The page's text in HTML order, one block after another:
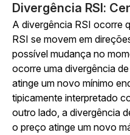
Divergência RSI:
A divergência RSI ocorre
RSI se movem em
possível mudança no
ocorre uma divergência
atinge um novo mínimo
tipicamente interpretado
outro lado, a divergência
o preço atinge um novo